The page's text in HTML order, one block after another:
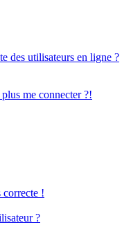
des utilisateurs en ligne ?
me connecter ?!
correcte !
?